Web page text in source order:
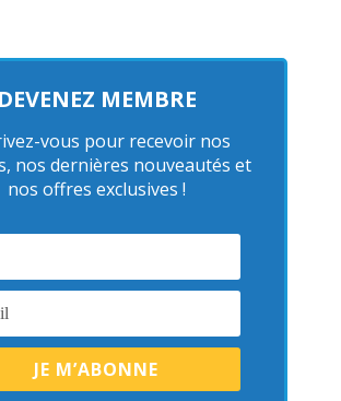
DEVENEZ MEMBRE
vous pour recevoir nos
nos dernières nouveautés et
nos offres exclusives !